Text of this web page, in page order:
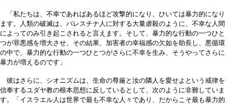
「私たちは、不幸であればあるほど攻撃的になり、ひいては暴力的になり
ます。人類の破滅は、パレスチナ人に対する大量虐殺のように、不幸な人間
によってのみ引き起こされると言えます。そして、暴力的な行動の一つひと
つが罪悪感を増大させ、その結果、加害者の幸福感の欠如を助長し、悪循環
の中で、暴力的な行動の一つひとつがさらに不幸を生み、そうやってさらに
暴力が増えるのです」
彼はさらに、シオニズムは、生命の尊厳と汝の隣人を愛せよという戒律を
信奉するユダヤ教の根本思想に反しているとして、次のように非難していま
す。「イスラエル人は世界で最も不幸な人々であり、だからこそ最も暴力的